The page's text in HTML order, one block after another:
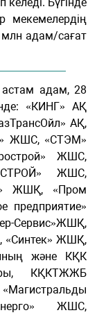
мекемелердің
млн адам/сағат
астам адам, 28
«КИНГ» АҚ
АҚ,
ЖШС, «СТЭМ»
ЖШС,
ЖШС,
ЖШҚ, «Пром
предприятие»
Сервис»ЖШҚ,
«Синтек» ЖШҚ,
және КҚК
КҚКТЖЖБ
ЖШС,